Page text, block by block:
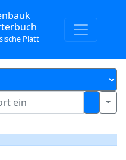
Platt